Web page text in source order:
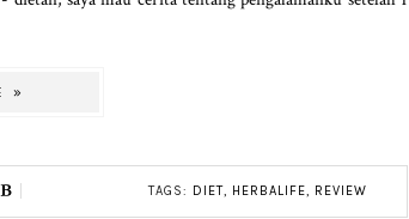
»
TAGS: DIET HERBALIFE REVIEW